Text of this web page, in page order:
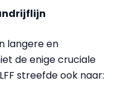
langere en
de enige cruciale
streefde ook naar: